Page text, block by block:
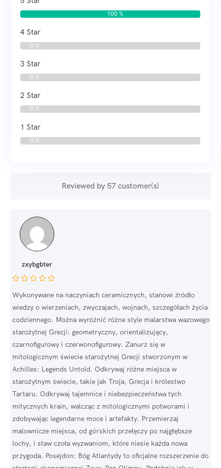
100 %
4 Star
0 %
3 Star
0 %
2 Star
0 %
1 Star
0 %
Reviewed by 57 customer(s)
zxybgbter
Wykonywane na naczyniach ceramicznych, stanowi źródło
wiedzy o wierzeniach, zwyczajach, wojnach, szczegółach życia
codziennego. Można wyróżnić różne style malarstwa wazowego
starożytnej Grecji: geometryczny, orientalizujący,
czarnofigurowy i czerwonofigurowy. Zanurz się w
mitologicznym świecie starożytnej Grecji stworzonym w
Achilles: Legends Untold. Odkrywaj różne miejsca w
starożytnym świecie, takie jak Troja, Grecja i królestwo
Tartaru. Odkrywaj tajemnice i niebezpieczeństwa tych
mitycznych krain, walcząc z mitologicznymi potworami i
zdobywając legendarne moce i artefakty. Przemierzaj
malownicze miejsca, od górskich przełęczy po najgłębsze
lochy, i staw czoła wyzwaniom, które niesie każda nowa
przygoda. Posejdon: Bóg Atlantydy to oficjalne rozszerzenie do